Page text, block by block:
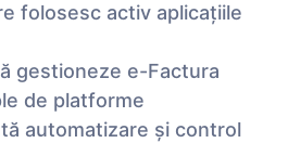
folosesc activ aplicațiile
gestioneze e-Factura
de platforme
automatizare și control